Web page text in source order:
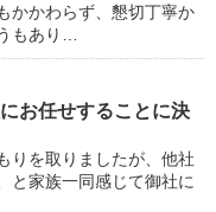
かかわらず、懇切丁寧か
もあり…
お任せすることに決
りを取りましたが、他社
と家族一同感じて御社に